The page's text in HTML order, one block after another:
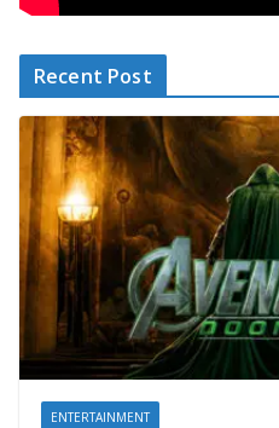
Recent Post
ENTERTAINMENT